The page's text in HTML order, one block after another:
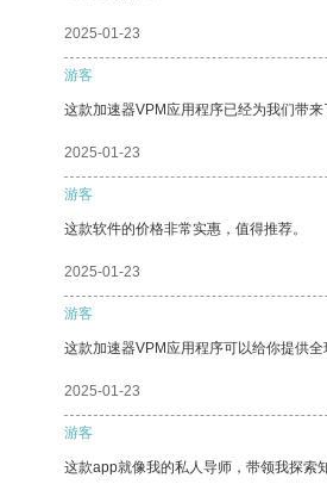
2025-01-23
游客
这款加速器VPM应用程序已经为我们带来
2025-01-23
游客
这款软件的价格非常实惠，值得推荐。
2025-01-23
游客
这款加速器VPM应用程序可以给你提供全
2025-01-23
游客
这款app就像我的私人导师，带领我探索